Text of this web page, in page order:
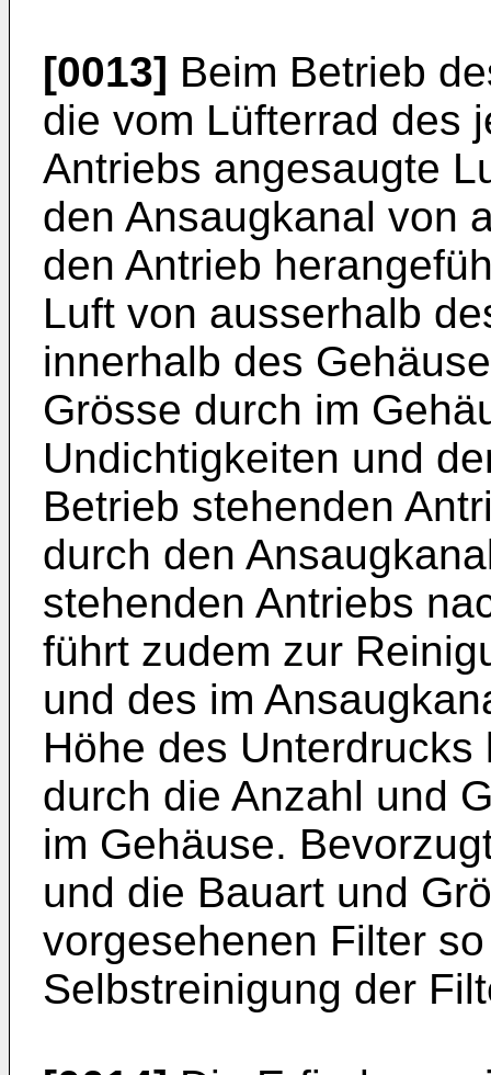
[0013] Beim Betrieb
die vom Lüfterrad des
Antriebs angesaugte
den Ansaugkanal von
den Antrieb
Luft von ausserhalb
innerhalb des
Grösse durch im
Undichtigkeiten und
Betrieb stehenden
durch den
stehenden Antriebs
führt zudem zur
und des im
Höhe des
durch die Anzahl und
im Gehäuse.
und die Bauart und
vorgesehenen Filter
Selbstreinigung der